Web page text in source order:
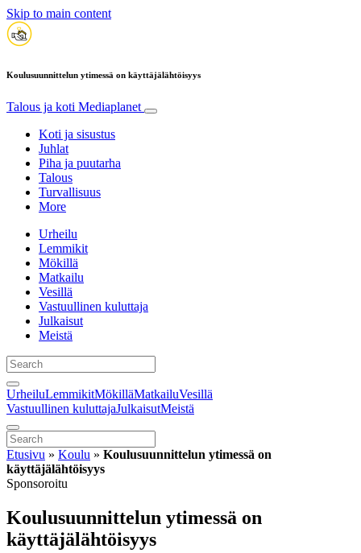
Skip to main content
Koulusuunnittelun ytimessä on käyttäjälähtöisyys
Talous ja koti Mediaplanet
Koti ja sisustus
Juhlat
Piha ja puutarha
Talous
Turvallisuus
More
Urheilu
Lemmikit
Mökillä
Matkailu
Vesillä
Vastuullinen kuluttaja
Julkaisut
Meistä
UrheiluLemmikitMökilläMatkailuVesillä
Vastuullinen kuluttajaJulkaisutMeistä
Etusivu » Koulu » Koulusuunnittelun ytimessä on
käyttäjälähtöisyys
Sponsoroitu
Koulusuunnittelun ytimessä on
käyttäjälähtöisyys